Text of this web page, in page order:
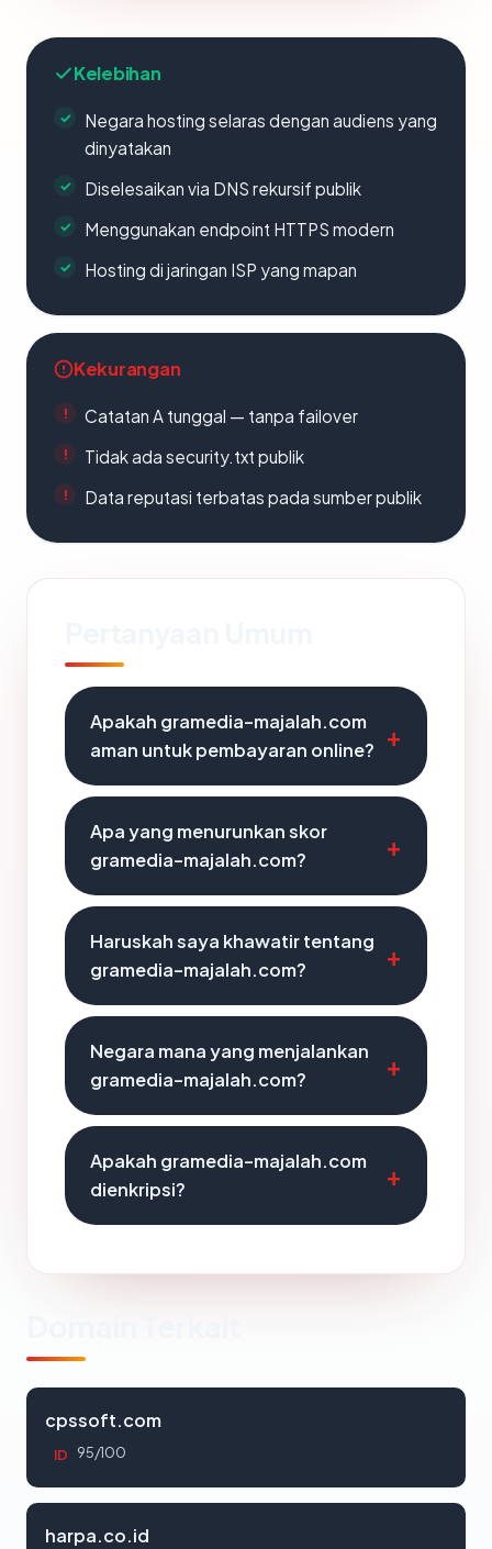
Kelebihan
Negara hosting selaras dengan audiens yang
dinyatakan
Diselesaikan via DNS rekursif publik
Menggunakan endpoint HTTPS modern
Hosting di jaringan ISP yang mapan
Kekurangan
Catatan A tunggal — tanpa failover
Tidak ada security.txt publik
Data reputasi terbatas pada sumber publik
Apakah gramedia-majalah.com
aman untuk pembayaran online?
Apa yang menurunkan skor
gramedia-majalah.com?
Haruskah saya khawatir tentang
gramedia-majalah.com?
Negara mana yang menjalankan
gramedia-majalah.com?
Apakah gramedia-majalah.com
dienkripsi?
cpssoft.com
ID 95/100
harpa.co.id